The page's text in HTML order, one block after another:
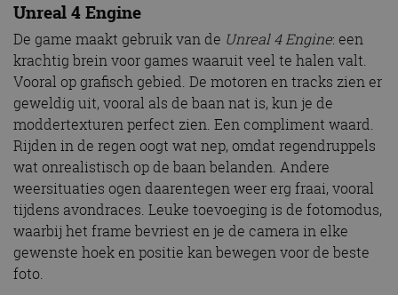
Unreal 4 Engine
De game maakt gebruik van de Unreal 4 Engine: een
krachtig brein voor games waaruit veel te halen valt.
Vooral op grafisch gebied. De motoren en tracks zien er
geweldig uit, vooral als de baan nat is, kun je de
moddertexturen perfect zien. Een compliment waard.
Rijden in de regen oogt wat nep, omdat regendruppels
wat onrealistisch op de baan belanden. Andere
weersituaties ogen daarentegen weer erg fraai, vooral
tijdens avondraces. Leuke toevoeging is de fotomodus,
waarbij het frame bevriest en je de camera in elke
gewenste hoek en positie kan bewegen voor de beste
foto.